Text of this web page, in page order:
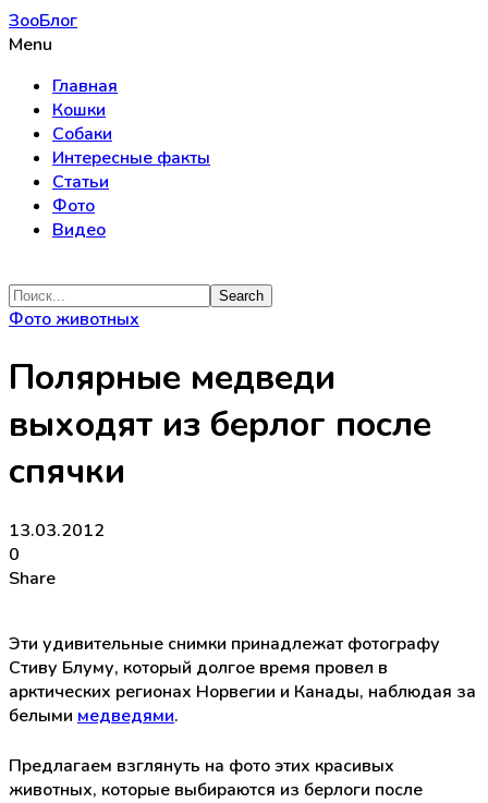
ЗооБлог
Menu
Главная
Кошки
Собаки
Интересные факты
Статьи
Фото
Видео
Фото животных
Полярные медведи
выходят из берлог после
спячки
13.03.2012
0
Share
Эти удивительные снимки принадлежат фотографу
Стиву Блуму, который долгое время провел в
арктических регионах Норвегии и Канады, наблюдая за
белыми медведями.
Предлагаем взглянуть на фото этих красивых
животных, которые выбираются из берлоги после